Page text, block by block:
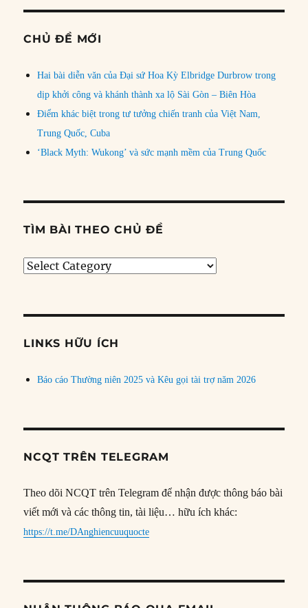
CHỦ ĐỀ MỚI
Hai bài diễn văn của Đại sứ Hoa Kỳ Elbridge Durbrow trong
dịp khởi công và khánh thành xa lộ Sài Gòn – Biên Hòa
Điểm khác biệt trong tư tưởng chiến tranh của Việt Nam,
Trung Quốc, Cuba
‘Black Myth: Wukong’ và sức mạnh mềm của Trung Quốc
TÌM BÀI THEO CHỦ ĐỀ
Tìm
đề
LINKS HỮU ÍCH
Báo cáo Thường niên 2025 và Kêu gọi tài trợ năm 2026
NCQT TRÊN TELEGRAM
Theo dõi NCQT trên Telegram để nhận được thông báo bài
viết mới và các thông tin, tài liệu… hữu ích khác:
https://t.me/DAnghiencuuquocte